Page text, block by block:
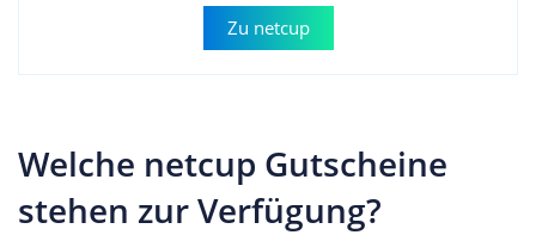
Zu netcup
Welche netcup Gutscheine
stehen zur Verfügung?